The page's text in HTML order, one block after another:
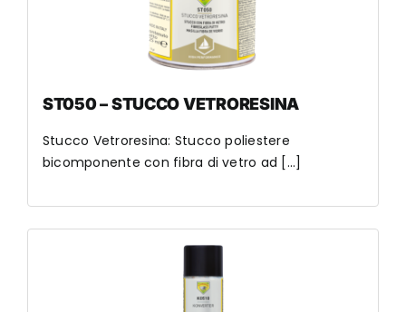
ST050 – STUCCO VETRORESINA
Stucco Vetroresina: Stucco poliestere
bicomponente con fibra di vetro ad [...]